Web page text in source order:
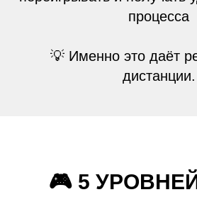
процесса
💡 Именно это даёт
дистанции.
🎮 5